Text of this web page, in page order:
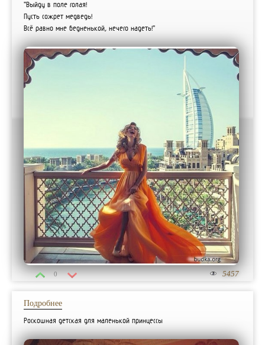
5457
0
"Выйду в поле голая!
Пусть сожрет медведь!
Всё равно мне бедненькой, нечего надеть!"
Подробнее
Роскошная детская для маленькой принцессы